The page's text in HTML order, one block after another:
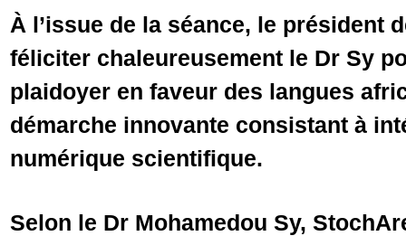
À l’issue de la séance, le président
féliciter chaleureusement le Dr Sy
plaidoyer en faveur des langues
démarche innovante consistant à
numérique scientifique.
Selon le Dr Mohamedou Sy,